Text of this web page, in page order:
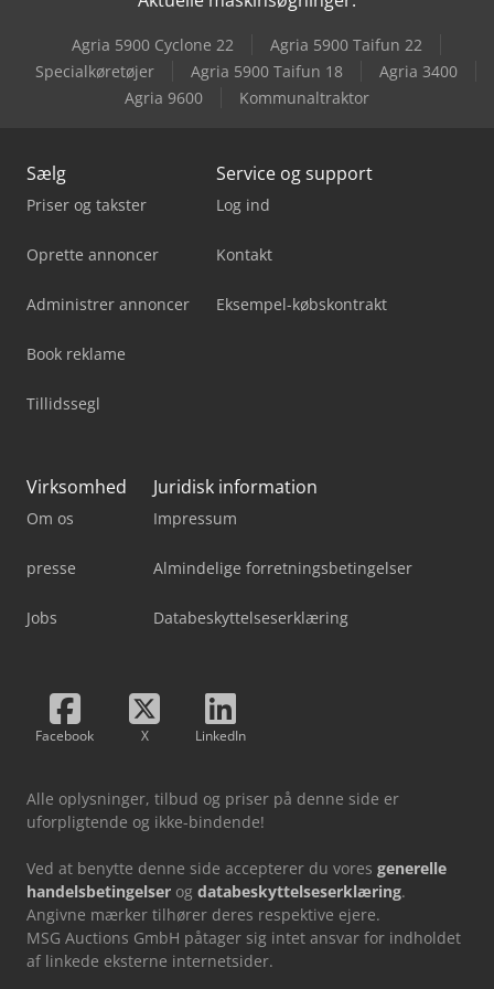
Seydelmann Au 200 Automatenwölfe
Unicraft Sht 2000
Weima Wlk 1500
Agria 5900 Cyclone 22
Agria 5900 Taifun 22
Specialkøretøjer
Agria 5900 Taifun 18
Agria 3400
Agria 9600
Kommunaltraktor
Sælg
Priser og takster
Oprette annoncer
Administrer annoncer
Book reklame
Tillidssegl
Service og support
Log ind
Kontakt
Eksempel-købskontrakt
Virksomhed
Om os
presse
Jobs
Juridisk information
Impressum
Almindelige forretningsbetingelser
Databeskyttelseserklæring
Facebook X LinkedIn
Alle oplysninger, tilbud og priser på denne side er
uforpligtende og ikke-bindende!
Ved at benytte denne side accepterer du vores generelle
handelsbetingelser og databeskyttelseserklæring.
Angivne mærker tilhører deres respektive ejere.
MSG Auctions GmbH påtager sig intet ansvar for indholdet
af linkede eksterne internetsider.